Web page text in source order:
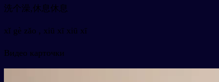
洗个澡,休息休息
xǐ gè zǎo , xiū xī xiū xī
Видео карточки